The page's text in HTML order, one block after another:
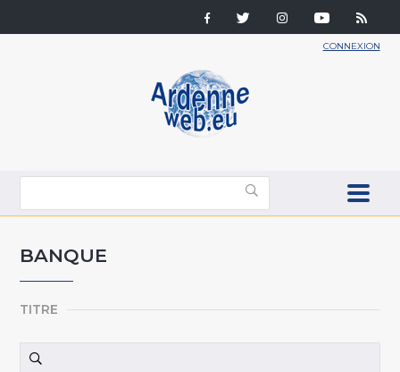
CONNEXION
BANQUE
TITRE